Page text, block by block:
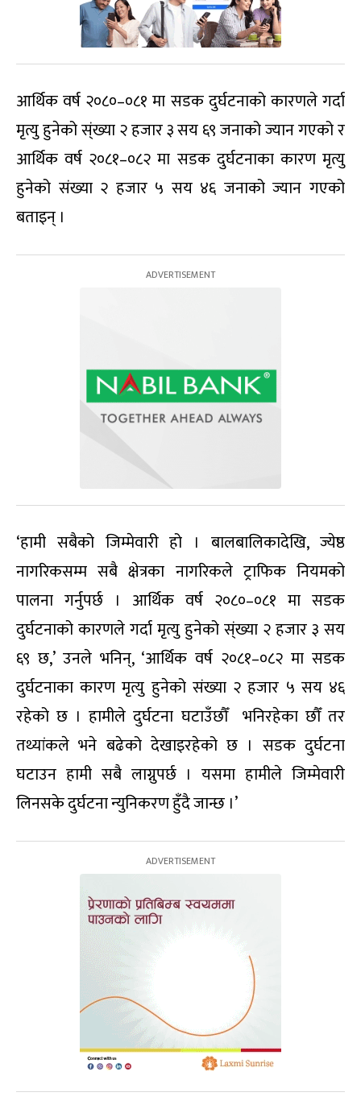
आर्थिक वर्ष २०८०–०८१ मा सडक दुर्घटनाको कारणले गर्दा
मृत्यु हुनेको स्ंख्या २ हजार ३ सय ६९ जनाको ज्यान गएको र
आर्थिक वर्ष २०८१–०८२ मा सडक दुर्घटनाका कारण मृत्यु
हुनेको संख्या २ हजार ५ सय ४६ जनाको ज्यान गएको
बताइन् ।
‘हामी सबैको जिम्मेवारी हो । बालबालिकादेखि, ज्येष्ठ
नागरिकसम्म सबै क्षेत्रका नागरिकले ट्राफिक नियमको
पालना गर्नुपर्छ । आर्थिक वर्ष २०८०–०८१ मा सडक
दुर्घटनाको कारणले गर्दा मृत्यु हुनेको स्ंख्या २ हजार ३ सय
६९ छ,’ उनले भनिन्, ‘आर्थिक वर्ष २०८१–०८२ मा सडक
दुर्घटनाका कारण मृत्यु हुनेको संख्या २ हजार ५ सय ४६
रहेको छ । हामीले दुर्घटना घटाउँछौँ भनिरहेका छौँ तर
तथ्यांकले भने बढेको देखाइरहेको छ । सडक दुर्घटना
घटाउन हामी सबै लाग्नुपर्छ । यसमा हामीले जिम्मेवारी
लिनसके दुर्घटना न्युनिकरण हुँदै जान्छ ।’